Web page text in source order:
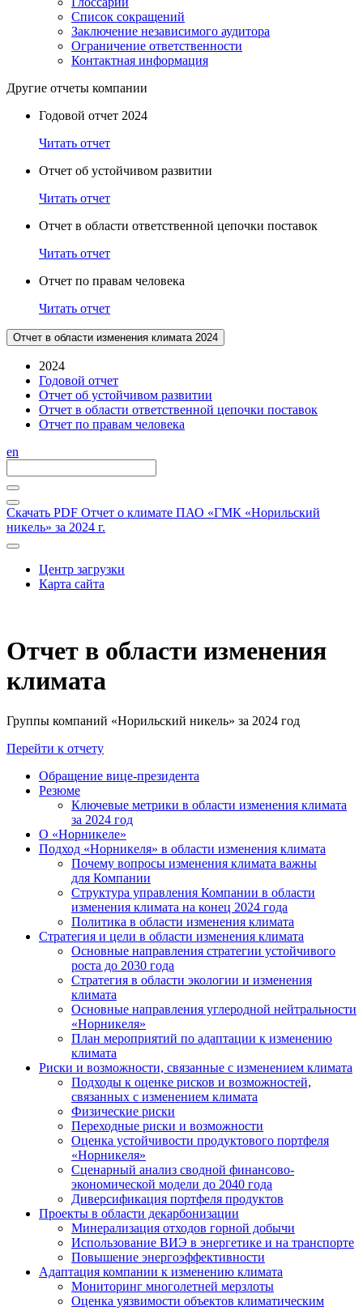
Список сокращений
Заключение независимого аудитора
Ограничение ответственности
Контактная информация
Другие отчеты компании
Годовой отчет 2024
Читать отчет
Отчет об устойчивом развитии
Читать отчет
Отчет в области ответственной цепочки поставок
Читать отчет
Отчет по правам человека
Читать отчет
Отчет в области изменения климата 2024
2024
Годовой отчет
Отчет об устойчивом развитии
Отчет в области ответственной цепочки поставок
Отчет по правам человека
en
Скачать PDF Отчет о климате ПАО «ГМК «Норильский
никель» за 2024 г.
Центр загрузки
Карта сайта
Отчет в области изменения
климата
Группы компаний «Норильский никель» за 2024 год
Перейти к отчету
Обращение вице-президента
Резюме
Ключевые метрики в области изменения климата
за 2024 год
О «Норникеле»
Подход «Норникеля» в области изменения климата
Почему вопросы изменения климата важны
для Компании
Структура управления Компании в области
изменения климата на конец 2024 года
Политика в области изменения климата
Стратегия и цели в области изменения климата
Основные направления стратегии устойчивого
роста до 2030 года
Стратегия в области экологии и изменения
климата
Основные направления углеродной нейтральности
«Норникеля»
План мероприятий по адаптации к изменению
климата
Риски и возможности, связанные с изменением климата
Подходы к оценке рисков и возможностей,
связанных с изменением климата
Физические риски
Переходные риски и возможности
Оценка устойчивости продуктового портфеля
«Норникеля»
Сценарный анализ сводной финансово-
экономической модели до 2040 года
Диверсификация портфеля продуктов
Проекты в области декарбонизации
Минерализация отходов горной добычи
Использование ВИЭ в энергетике и на транспорте
Повышение энергоэффективности
Адаптация компании к изменению климата
Мониторинг многолетней мерзлоты
Оценка уязвимости объектов климатическим